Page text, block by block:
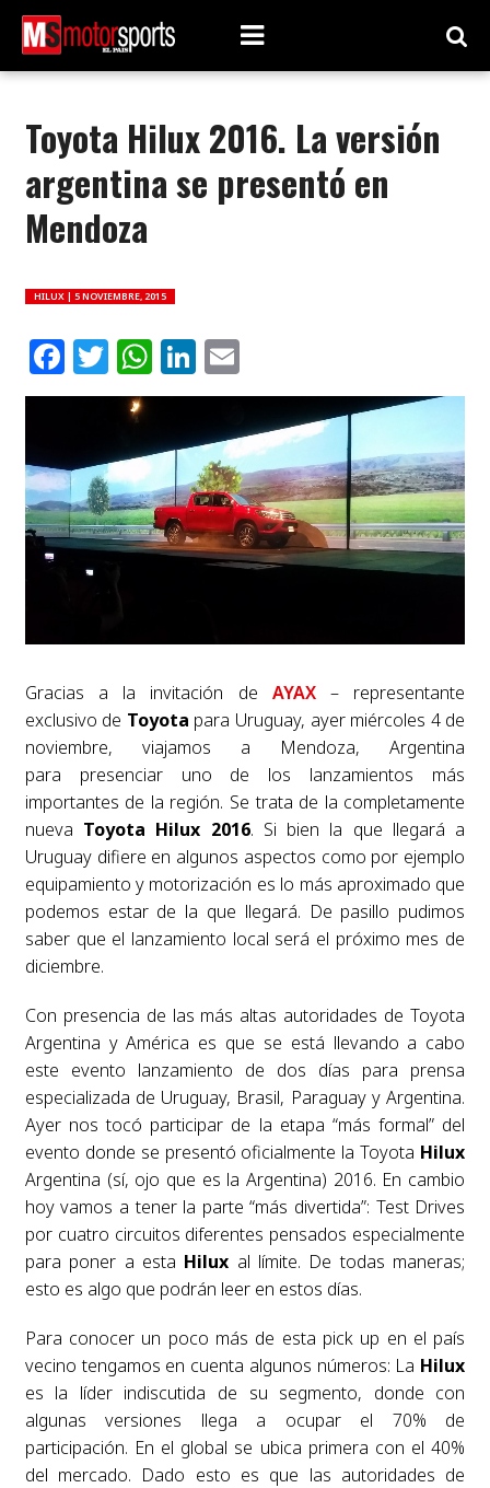
Toyota Hilux 2016. La versión
argentina se presentó en
Mendoza
HILUX | 5 NOVIEMBRE, 2015
Facebook
Twitter
WhatsApp
LinkedIn
Email
Gracias a la invitación de AYAX
– representante
exclusivo de Toyota para Uruguay, ayer miércoles 4 de
noviembre, viajamos a Mendoza, Argentina
para presenciar uno de los lanzamientos más
importantes de la región. Se trata de la completamente
nueva Toyota Hilux 2016. Si bien la que llegará a
Uruguay difiere en algunos aspectos como por ejemplo
equipamiento y motorización es lo más aproximado que
podemos estar de la que llegará. De pasillo pudimos
saber que el lanzamiento local será el próximo mes de
diciembre.
Con presencia de las más altas autoridades de Toyota
Argentina y América es que se está llevando a cabo
este evento lanzamiento de dos días para prensa
especializada de Uruguay, Brasil, Paraguay y Argentina.
Ayer nos tocó participar de la etapa “más formal” del
evento donde se presentó oficialmente la Toyota Hilux
Argentina (sí, ojo que es la Argentina) 2016. En cambio
hoy vamos a tener la parte “más divertida”: Test Drives
por cuatro circuitos diferentes pensados especialmente
para poner a esta Hilux al límite. De todas maneras;
esto es algo que podrán leer en estos días.
Para conocer un poco más de esta pick up en el país
vecino tengamos en cuenta algunos números: La Hilux
es la líder indiscutida de su segmento, donde con
algunas versiones llega a ocupar el 70% de
participación. En el global se ubica primera con el 40%
del mercado. Dado esto es que las autoridades de